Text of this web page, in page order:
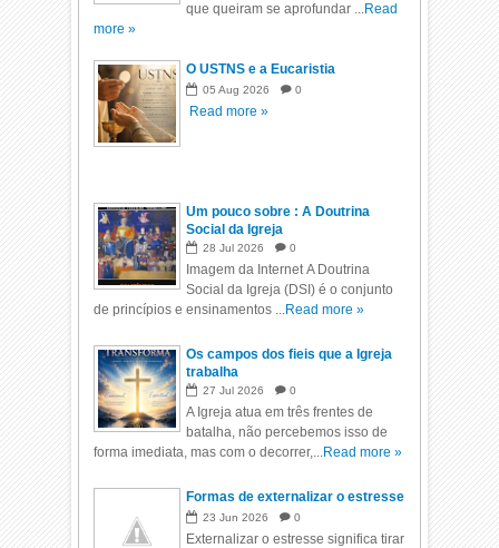
que queiram se aprofundar ...Read
more »
O USTNS e a Eucaristia
05 Aug 2026 0
Read more »
Um pouco sobre : A Doutrina
Social da Igreja
28 Jul 2026 0
Imagem da Internet A Doutrina
Social da Igreja (DSI) é o conjunto
de princípios e ensinamentos ...Read more »
Os campos dos fieis que a Igreja
trabalha
27 Jul 2026 0
A Igreja atua em três frentes de
batalha, não percebemos isso de
forma imediata, mas com o decorrer,...Read more »
Formas de externalizar o estresse
23 Jun 2026 0
Externalizar o estresse significa tirar